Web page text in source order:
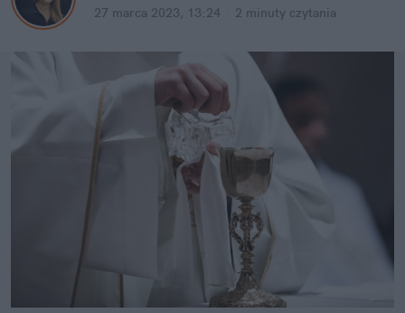
27 marca 2023, 13:24 2 minuty czytania